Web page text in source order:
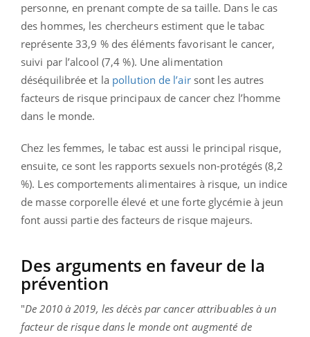
personne, en prenant compte de sa taille. Dans le cas
des hommes, les chercheurs estiment que le tabac
représente 33,9 % des éléments favorisant le cancer,
suivi par l’alcool (7,4 %). Une alimentation
déséquilibrée et la pollution de l’airsont les autres
facteurs de risque principaux de cancer chez l’homme
dans le monde.
Chez les femmes, le tabac est aussi le principal risque,
ensuite, ce sont les rapports sexuels non-protégés (8,2
%). Les comportements alimentaires à risque, un indice
de masse corporelle élevé et une forte glycémie à jeun
font aussi partie des facteurs de risque majeurs.
Des arguments en faveur de la
prévention
"De 2010 à 2019, les décès par cancer attribuables à un
facteur de risque dans le monde ont augmenté de